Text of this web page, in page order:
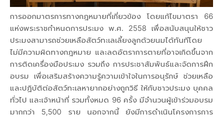
การออกมาตรการทางกฎหมายที่เกี่ยวข้อง โดยแก้ไขมาตรา 66
แห่งพระราชกำหนดการประมง พ.ศ. 2558 เพื่อสนับสนุนให้ชาว
ประมงสามารถช่วยเหลือสัตว์ทะเลเลี้ยงลูกด้วยนมได้ทันทีโดย
ไม่มีความผิดทางกฎหมาย และลดอัตราการตายที่อาจเกิดขึ้นจาก
การติดเครื่องมือประมง รวมถึง การประชาสัมพันธ์และจัดการฝึก
อบรม เพื่อเสริมสร้างความรู้ความเข้าใจในการอนุรักษ์ ช่วยเหลือ
และปฏิบัติต่อสัตว์ทะเลหายากอย่างถูกวิธี ให้กับชาวประมง บุคคล
ทั่วไป และเจ้าหน้าที่ รวมทั้งหมด 96 ครั้ง มีจำนวนผู้เข้าร่วมอบรม
มากกว่า 5,500 ราย นอกจากนี้ ยังมีการดำเนินโครงการการ